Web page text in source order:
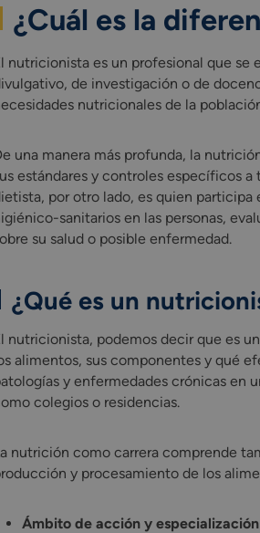
¿Cuál es la
nutricionista es un profesional que se
de investigación o de
nutricionales de la
una manera más profunda, la
estándares y controles específicos
por otro lado, es quien participa
sanitarios en las personas,
su salud o posible enfermedad.
¿Qué es un
nutricionista, podemos decir que es
alimentos, sus componentes y qué
y enfermedades crónicas en
colegios o residencias.
nutrición como carrera comprende
y procesamiento de los
Ámbito de acción y